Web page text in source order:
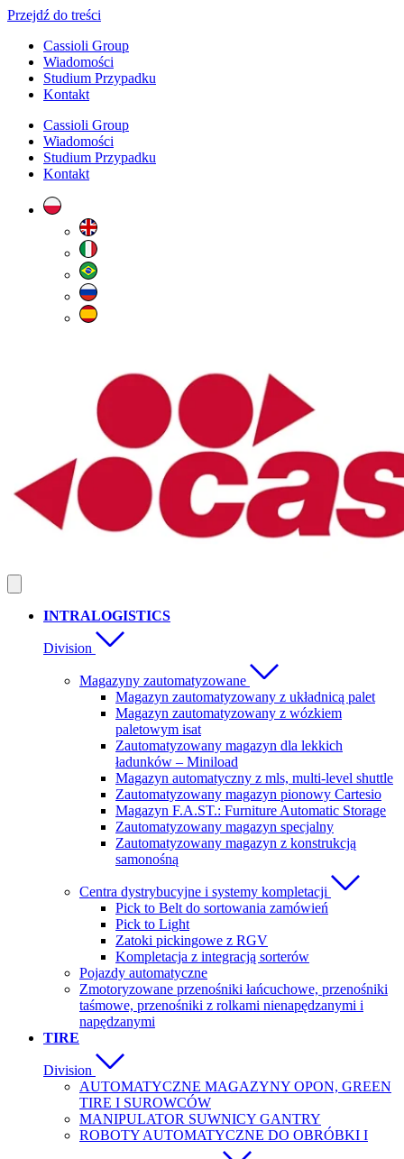
Przejdź do treści
Cassioli Group
Wiadomości
Studium Przypadku
Kontakt
Cassioli Group
Wiadomości
Studium Przypadku
Kontakt
INTRALOGISTICS
Division
Magazyny zautomatyzowane
Magazyn zautomatyzowany z układnicą palet
Magazyn zautomatyzowany z wózkiem
paletowym isat
Zautomatyzowany magazyn dla lekkich
ładunków – Miniload
Magazyn automatyczny z mls, multi-level shuttle
Zautomatyzowany magazyn pionowy Cartesio
Magazyn F.A.ST.: Furniture Automatic Storage
Zautomatyzowany magazyn specjalny
Zautomatyzowany magazyn z konstrukcją
samonośną
Centra dystrybucyjne i systemy kompletacji
Pick to Belt do sortowania zamówień
Pick to Light
Zatoki pickingowe z RGV
Kompletacja z integracją sorterów
Pojazdy automatyczne
Zmotoryzowane przenośniki łańcuchowe, przenośniki
taśmowe, przenośniki z rolkami nienapędzanymi i
napędzanymi
TIRE
Division
AUTOMATYCZNE MAGAZYNY OPON, GREEN
TIRE I SUROWCÓW
MANIPULATOR SUWNICY GANTRY
ROBOTY AUTOMATYCZNE DO OBRÓBKI I